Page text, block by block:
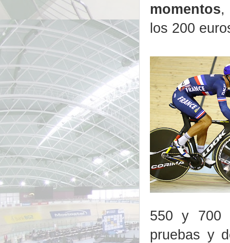
momentos,
los 200
550 y 700
pruebas y